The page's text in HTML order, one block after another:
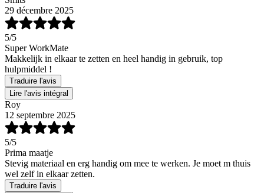
29 décembre 2025
5/5
Super WorkMate
Makkelijk in elkaar te zetten en heel handig in gebruik, top
hulpmiddel !
Traduire l'avis
Lire l'avis intégral
Roy
12 septembre 2025
5/5
Prima maatje
Stevig materiaal en erg handig om mee te werken. Je moet m thuis
wel zelf in elkaar zetten.
Traduire l'avis